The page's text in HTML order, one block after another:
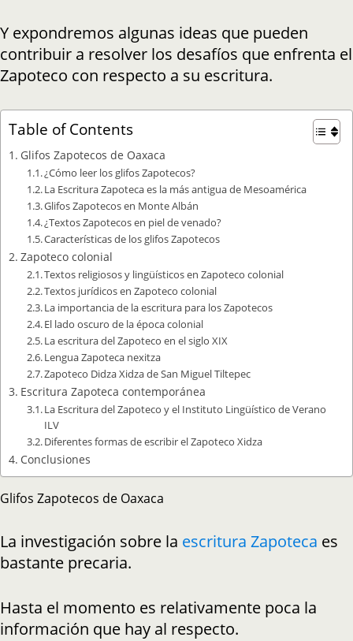
Y expondremos algunas ideas que pueden
contribuir a resolver los desafíos que enfrenta el
Zapoteco con respecto a su escritura.
Table of Contents
Glifos Zapotecos de Oaxaca
¿Cómo leer los glifos Zapotecos?
La Escritura Zapoteca es la más antigua de Mesoamérica
Glifos Zapotecos en Monte Albán
¿Textos Zapotecos en piel de venado?
Características de los glifos Zapotecos
Zapoteco colonial
Textos religiosos y lingüísticos en Zapoteco colonial
Textos jurídicos en Zapoteco colonial
La importancia de la escritura para los Zapotecos
El lado oscuro de la época colonial
La escritura del Zapoteco en el siglo XIX
Lengua Zapoteca nexitza
Zapoteco Didza Xidza de San Miguel Tiltepec
Escritura Zapoteca contemporánea
La Escritura del Zapoteco y el Instituto Lingüístico de Verano
ILV
Diferentes formas de escribir el Zapoteco Xidza
Conclusiones
Glifos Zapotecos de Oaxaca
La investigación sobre la escritura Zapoteca es
bastante precaria.
Hasta el momento es relativamente poca la
información que hay al respecto.